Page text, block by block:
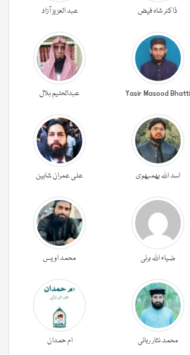
ڈاکٹر شاہ فیض عبد العزیز آزاد
Yasir Masood Bhatti عبدالحليم بلال
اسد اللہ بھمبھوی علی عمران شاہین
ضیاء اللہ برنی محمد اویس
محمد نثار ربانی ام حمدان